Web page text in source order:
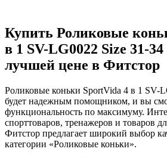
Купить Роликовые
в 1 SV-LG0022 Size 31-
лучшей цене в Фитстор
Роликовые коньки SportVida 4 в 1 SV-
будет надежным помощником, и вы
функциональность по максимуму.
спорттоваров, тренажеров и товаров
Фитстор предлагает широкий выбор
категории «Роликовые коньки».